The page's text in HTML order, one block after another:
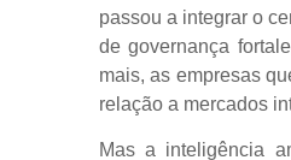
passou a integrar o
de governança
mais, as empresas
relação a mercados
Mas a inteligência